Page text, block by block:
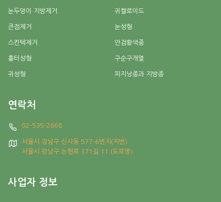
눈두덩이 지방제거
큰점제거
스킨텍제거
흉터성형
귀성형
귀켈로이드
눈성형
안검황색종
구순구개열
피지낭종과 지방종
연락처
02-535-2668
서울시 강남구 신사동 577-6번지(지번)
서울시 강남구 논현로 171길 11 (도로명)
사업자 정보